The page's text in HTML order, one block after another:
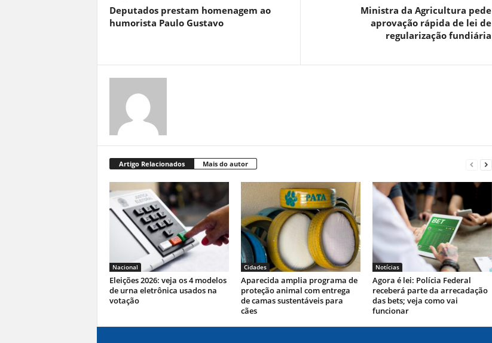
Deputados prestam homenagem ao
humorista Paulo Gustavo
Ministra da Agricultura pede
aprovação rápida de lei de
regularização fundiária
Artigo Relacionados Mais do autor
Nacional
Eleições 2026: veja os 4 modelos
de urna eletrônica usados na
votação
Cidades
Aparecida amplia programa de
proteção animal com entrega
de camas sustentáveis para
cães
Notícias
Agora é lei: Polícia Federal
receberá parte da arrecadação
das bets; veja como vai
funcionar